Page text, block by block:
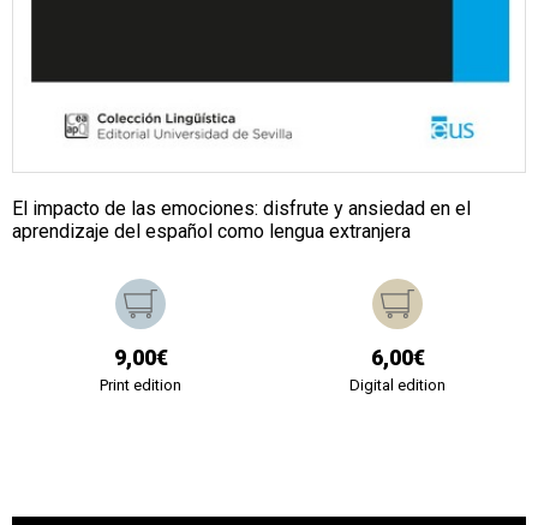
El impacto de las emociones: disfrute y ansiedad en el
aprendizaje del español como lengua extranjera
9,00€
Print edition
6,00€
Digital edition